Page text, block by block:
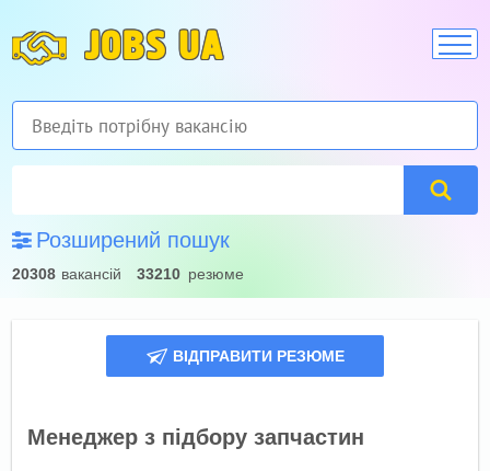
JOBS UA
Розширений пошук
20308 вакансій 33210 резюме
ВІДПРАВИТИ РЕЗЮМЕ
Менеджер з підбору запчастин